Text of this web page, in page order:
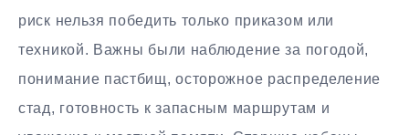
риск нельзя победить только приказом или
техникой. Важны были наблюдение за погодой,
понимание пастбищ, осторожное распределение
стад, готовность к запасным маршрутам и